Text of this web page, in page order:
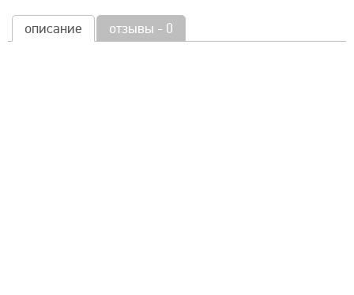
описание отзывы - 0